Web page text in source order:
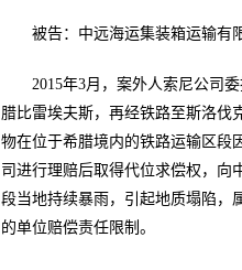
被告：中远海运集装箱运输有
2015年3月，案外人索尼公司
腊比雷埃夫斯，再经铁路至斯洛伐
物在位于希腊境内的铁路运输区段
司进行理赔后取得代位求偿权，向
段当地持续暴雨，引起地质塌陷，
的单位赔偿责任限制。